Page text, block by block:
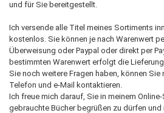
und für Sie bereitgestellt.
Ich versende alle Titel meines Sortiments
kostenlos. Sie können je nach Warenwert
Überweisung oder Paypal oder direkt per
bestimmten Warenwert erfolgt die
Sie noch weitere Fragen haben, können Sie
Telefon und e-Mail kontaktieren.
Ich freue mich darauf, Sie in meinem
gebrauchte Bücher begrüßen zu dürfen